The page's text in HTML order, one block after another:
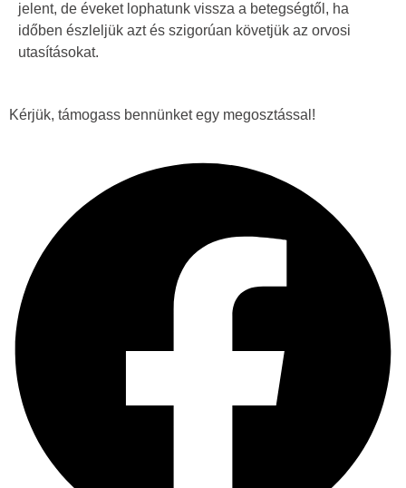
jelent, de éveket lophatunk vissza a betegségtől, ha
időben észleljük azt és szigorúan követjük az orvosi
utasításokat.
Kérjük, támogass bennünket egy megosztással!